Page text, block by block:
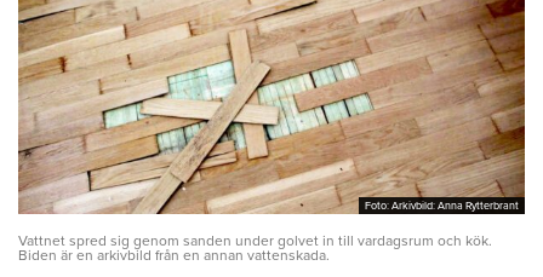
Foto: Arkivbild: Anna Rytterbrant
Foto: Arkivbild: Anna Rytterbrant
Vattnet spred sig genom sanden under golvet in till vardagsrum och kök.
Biden är en arkivbild från en annan vattenskada.